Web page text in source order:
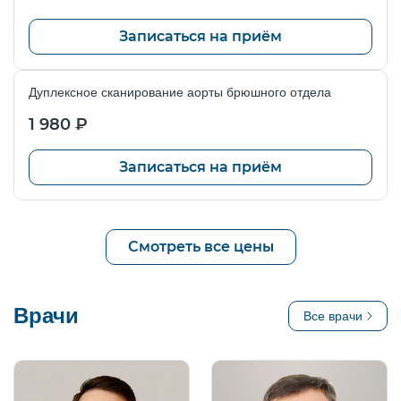
УЗДС сосудов детям — исследование вен и артерий
(головы, шеи, конечностей).
Все обследования проводят детские врачи УЗИ с опытом
Записаться на приём
Дуплексное сканирование аорты брюшного отдела
1 980 ₽
Записаться на приём
Смотреть все цены
Врачи Все врачи